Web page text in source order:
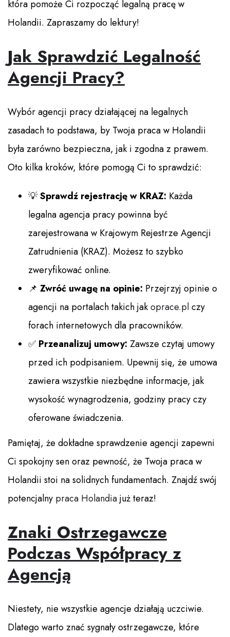
która pomoże Ci rozpocząć legalną pracę w
Holandii. Zapraszamy do lektury!
Jak Sprawdzić Legalność
Agencji Pracy?
Wybór agencji pracy działającej na legalnych
zasadach to podstawa, by Twoja praca w Holandii
była zarówno bezpieczna, jak i zgodna z prawem.
Oto kilka kroków, które pomogą Ci to sprawdzić:
💡Sprawdź rejestrację w KRAZ: Każda
legalna agencja pracy powinna być
zarejestrowana w Krajowym Rejestrze Agencji
Zatrudnienia (KRAZ). Możesz to szybko
zweryfikować online.
📌 Zwróć uwagę na opinie: Przejrzyj opinie o
agencji na portalach takich jakoprace.plczy
forach internetowych dla pracowników.
✅ Przeanalizuj umowy: Zawsze czytaj umowy
przed ich podpisaniem. Upewnij się, że umowa
zawiera wszystkie niezbędne informacje, jak
wysokość wynagrodzenia, godziny pracy czy
oferowane świadczenia.
Pamiętaj, że dokładne sprawdzenie agencji zapewni
Ci spokojny sen oraz pewność, że Twoja praca w
Holandii stoi na solidnych fundamentach. Znajdź swój
potencjalny praca Holandiajuż teraz!
Znaki Ostrzegawcze
Podczas Współpracy z
Agencją
Niestety, nie wszystkie agencje działają uczciwie.
Dlatego warto znać sygnały ostrzegawcze, które